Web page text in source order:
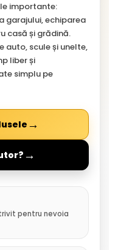
importante:
garajului, echiparea
casă și grădină.
auto, scule și unelte,
liber și
simplu pe
→
→
pentru nevoia